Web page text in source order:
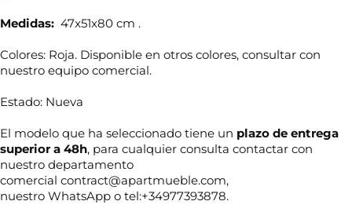
Medidas: 47x51x80 cm .
Colores: Roja. Disponible en otros colores, consultar con
nuestro equipo comercial.
Estado: Nueva
El modelo que ha seleccionado tiene un plazo de entrega
superior a 48h, para cualquier consulta contactar con
nuestro departamento
comercial contract@apartmueble.com,
nuestro WhatsApp o tel:+34977393878.
s
a
N